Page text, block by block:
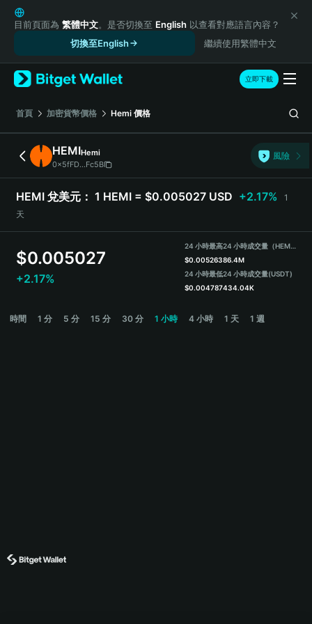
English
日本語
Русский
Español (Latinoamérica)
Türkçe
Italiano
Deutsch
简体中文
繁體中文
Português (Portugal)
Bahasa Indonesia
Español
目前頁面為 繁體中文。是否切換至 English 以查看對應語言內容？
切換至English
繼續使用繁體中文
立即下載
首頁 加密貨幣價格 Hemi 價格
HEMIHemi
0x5fFD...Fc5B
風險
HEMI 兌美元： 1 HEMI = $0.005027 USD +2.17%
1
天
$0.005027
+2.17%
24 小時最高
$0.005263
24 小時最低
$0.004787
24 小時成交量（HEMI）
86.4M
24 小時成交量(USDT)
434.04K
時間 1 分 5 分 15 分 30 分 1 小時 4 小時 1 天 1 週